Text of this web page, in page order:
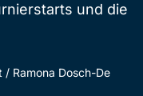
und die
/ Ramona Dosch-De